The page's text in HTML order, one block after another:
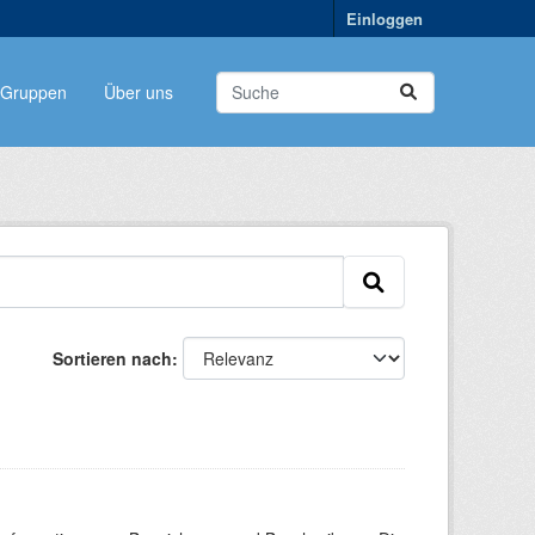
Einloggen
Gruppen Über uns
Sortieren nach